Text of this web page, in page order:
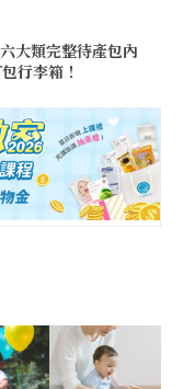
大類完整待產包內
行李箱！